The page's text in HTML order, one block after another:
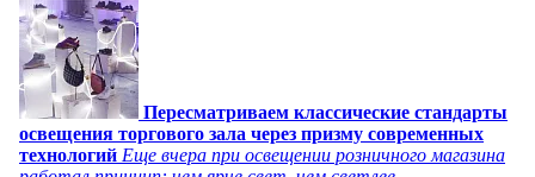
Пересматриваем классические стандарты
освещения торгового зала через призму современных
технологий Еще вчера при освещении розничного магазина